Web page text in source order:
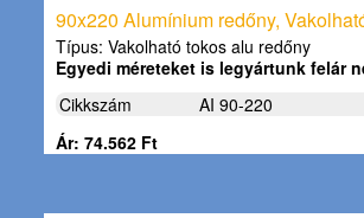
90x220 Alumínium redőny,
Típus: Vakolható tokos alu redőny
Egyedi méreteket is legyártunk felár
Cikkszám
AI 90-220
Ár: 74.562 Ft